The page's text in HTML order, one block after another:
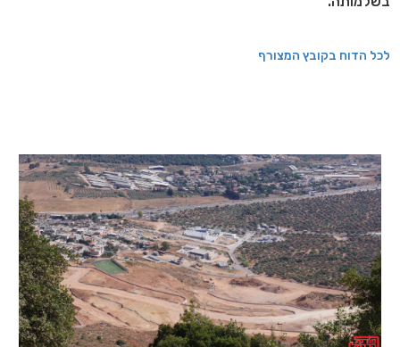
לכל הדוח בקובץ המצורף